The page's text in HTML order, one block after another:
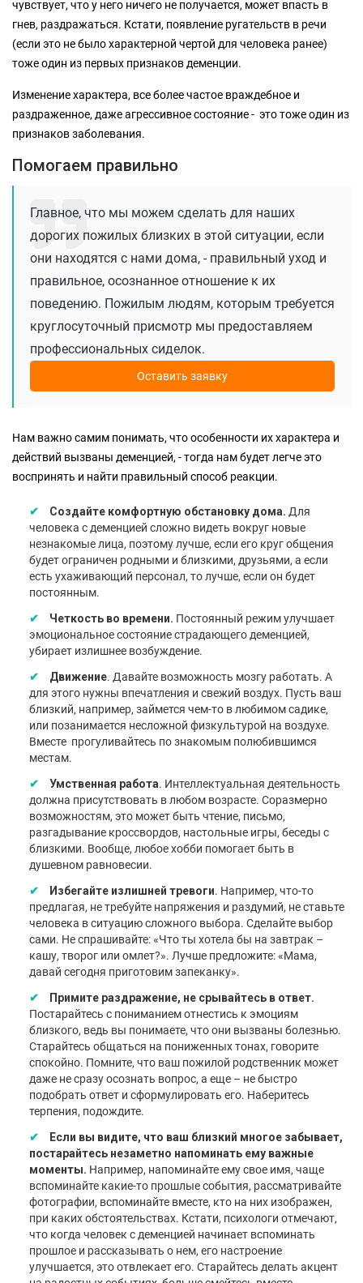
чувствует, что у него ничего не получается, может впасть в
гнев, раздражаться. Кстати, появление ругательств в речи
(если это не было характерной чертой для человека ранее)
тоже один из первых признаков деменции.
Изменение характера, все более частое враждебное и
раздраженное, даже агрессивное состояние - это тоже один из
признаков заболевания.
Помогаем правильно
Главное, что мы можем сделать для наших
дорогих пожилых близких в этой ситуации, если
они находятся с нами дома, - правильный уход и
правильное, осознанное отношение к их
поведению. Пожилым людям, которым требуется
круглосуточный присмотр мы предоставляем
профессиональных сиделок.
Оставить заявку
Нам важно самим понимать, что особенности их характера и
действий вызваны деменцией, - тогда нам будет легче это
воспринять и найти правильный способ реакции.
Создайте комфортную обстановку дома. Для
человека с деменцией сложно видеть вокруг новые
незнакомые лица, поэтому лучше, если его круг общения
будет ограничен родными и близкими, друзьями, а если
есть ухаживающий персонал, то лучше, если он будет
постоянным.
Четкость во времени. Постоянный режим улучшает
эмоциональное состояние страдающего деменцией,
убирает излишнее возбуждение.
Движение. Давайте возможность мозгу работать. А
для этого нужны впечатления и свежий воздух. Пусть ваш
близкий, например, займется чем-то в любимом садике,
или позанимается несложной физкультурой на воздухе.
Вместе прогуливайтесь по знакомым полюбившимся
местам.
Умственная работа. Интеллектуальная деятельность
должна присутствовать в любом возрасте. Соразмерно
возможностям, это может быть чтение, письмо,
разгадывание кроссвордов, настольные игры, беседы с
близкими. Вообще, любое хобби помогает быть в
душевном равновесии.
Избегайте излишней тревоги. Например, что-то
предлагая, не требуйте напряжения и раздумий, не ставьте
человека в ситуацию сложного выбора. Сделайте выбор
сами. Не спрашивайте: «Что ты хотела бы на завтрак –
кашу, творог или омлет?». Лучше предложите: «Мама,
давай сегодня приготовим запеканку».
Примите раздражение, не срывайтесь в ответ.
Постарайтесь с пониманием отнестись к эмоциям
близкого, ведь вы понимаете, что они вызваны болезнью.
Старайтесь общаться на пониженных тонах, говорите
спокойно. Помните, что ваш пожилой родственник может
даже не сразу осознать вопрос, а еще – не быстро
подобрать ответ и сформулировать его. Наберитесь
терпения, подождите.
Если вы видите, что ваш близкий многое забывает,
постарайтесь незаметно напоминать ему важные
моменты. Например, напоминайте ему свое имя, чаще
вспоминайте какие-то прошлые события, рассматривайте
фотографии, вспоминайте вместе, кто на них изображен,
при каких обстоятельствах. Кстати, психологи отмечают,
что когда человек с деменцией начинает вспоминать
прошлое и рассказывать о нем, его настроение
улучшается, это отвлекает его. Старайтесь делать акцент